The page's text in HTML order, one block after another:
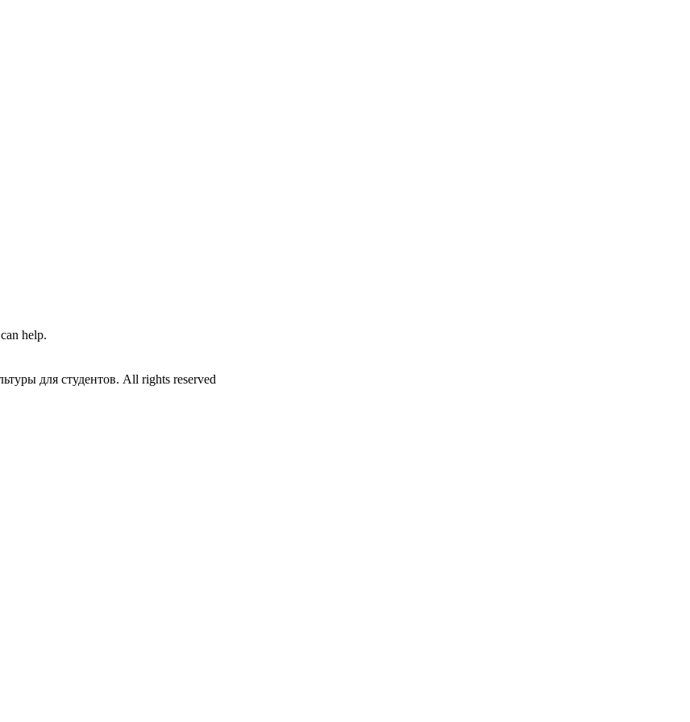
help.
для студентов. All rights reserved